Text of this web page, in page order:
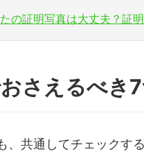
の証明写真は大丈夫？証
さえるべき
、共通してチェックす